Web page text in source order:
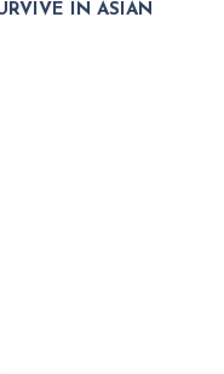
IN ASIAN